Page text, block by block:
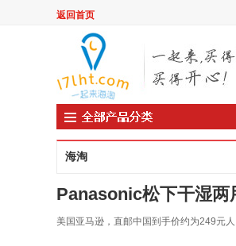
返回首页
海淘
Panasonic松下干湿
美国亚马逊，直邮中国到手价约为249元